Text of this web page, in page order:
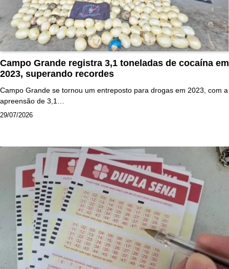
Campo Grande registra 3,1 toneladas de cocaína em
2023, superando recordes
Campo Grande se tornou um entreposto para drogas em 2023, com a
apreensão de 3,1…
29/07/2026